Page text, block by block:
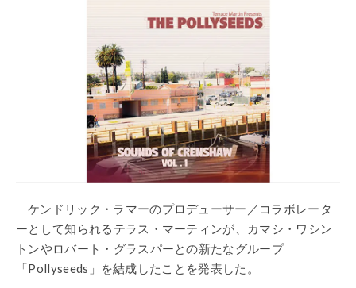
ケンドリック・ラマーのプロデューサー／コラボレータ
ーとして知られるテラス・マーティンが、カマシ・ワシン
トンやロバート・グラスパーとの新たなグループ
「Pollyseeds」を結成したことを発表した。